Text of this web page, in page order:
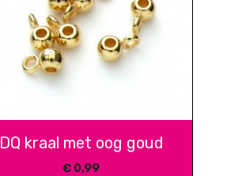
DQ kraal met oog goud
€ 0,99